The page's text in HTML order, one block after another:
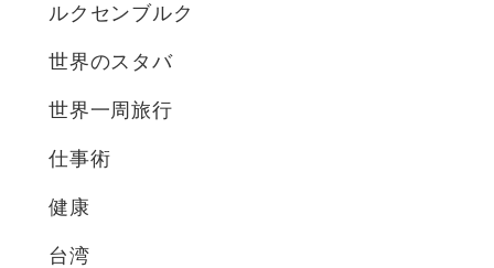
ルクセンブルク
世界のスタバ
世界一周旅行
仕事術
健康
台湾